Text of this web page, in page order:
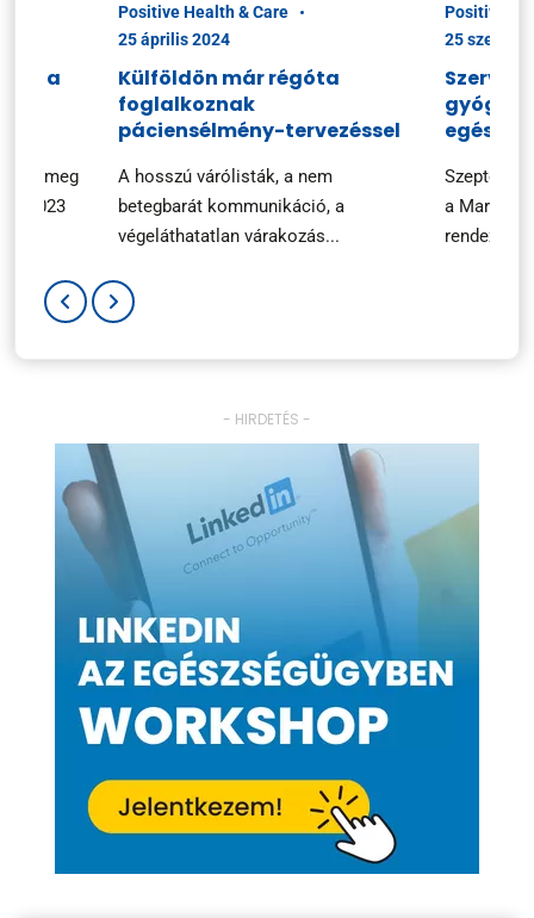
a
meg
2023
Positive Health & Care
25 április 2024
Külföldön már régóta
foglalkoznak
páciensélmény-tervezéssel
A hosszú várólisták, a nem
betegbarát kommunikáció, a
végeláthatatlan várakozás...
Positive
25
a
- HIRDETÉS -